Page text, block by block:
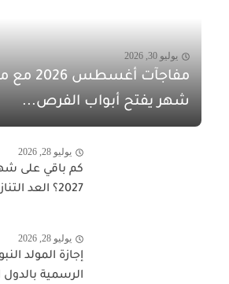
يوليو 30, 2026
مفاجآت
شهر يفتح أبواب الفرص...
يوليو 28, 2026
كم باقي على
2027؟ العد التنازلي...
يوليو 28, 2026
إجازة المولد
الرسمية بالدول